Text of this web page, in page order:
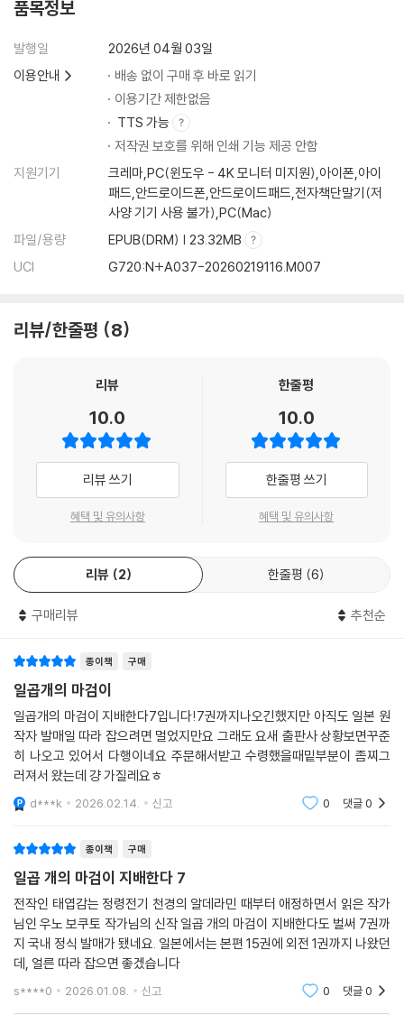
품목정보
발행일
2026년 04월 03일
이용안내
배송 없이 구매 후 바로 읽기
이용기간 제한없음
TTS 가능
저작권 보호를 위해 인쇄 기능 제공 안함
지원기기
크레마,PC(윈도우 - 4K 모니터 미지원),아이폰,아이
패드,안드로이드폰,안드로이드패드,전자책단말기(저
사양 기기 사용 불가),PC(Mac)
파일/용량
EPUB(DRM) | 23.32MB
UCI
G720:N+A037-20260219116.M007
리뷰/한줄평 8
리뷰
10.0
리뷰 쓰기
혜택 및 유의사항
한줄평
10.0
한줄평 쓰기
혜택 및 유의사항
리뷰 2 한줄평 6
구매리뷰 추천순
종이책 구매
일곱개의 마검이
일곱개의 마검이 지배한다7입니다!7권까지나오긴했지만 아직도 일본 원
작자 발매일 따라 잡으려면 멀었지만요 그래도 요새 출판사 상황보면꾸준
히 나오고 있어서 다행이네요 주문해서받고 수령했을때밑부분이 좀찌그
러져서 왔는데 걍 가질레요ㅎ
d***k 2026.02.14. 신고 0 댓글0
종이책 구매
일곱 개의 마검이 지배한다 7
전작인 태엽감는 정령전기 천경의 알데라민 때부터 애정하면서 읽은 작가
님인 우노 보쿠토 작가님의 신작 일곱 개의 마검이 지배한다도 벌써 7권까
지 국내 정식 발매가 됐네요. 일본에서는 본편 15권에 외전 1권까지 나왔던
데, 얼른 따라 잡으면 좋겠습니다
s****0 2026.01.08. 신고 0 댓글0